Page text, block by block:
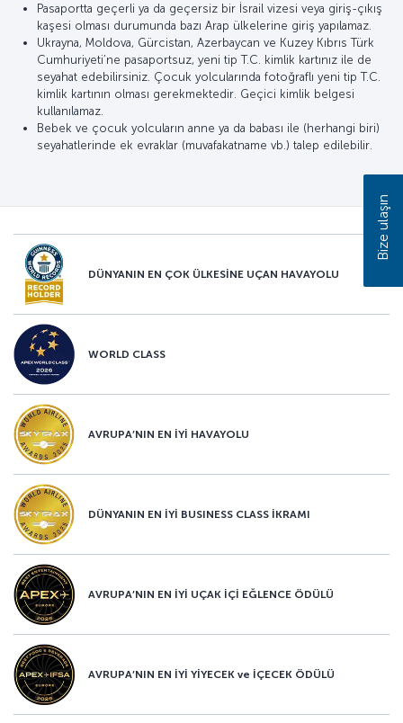
Pasaportta geçerli ya da geçersiz bir İsrail vizesi veya giriş-çıkış
kaşesi olması durumunda bazı Arap ülkelerine giriş yapılamaz.
Ukrayna, Moldova, Gürcistan, Azerbaycan ve Kuzey Kıbrıs Türk
Cumhuriyeti’ne pasaportsuz, yeni tip T.C. kimlik kartınız ile de
seyahat edebilirsiniz. Çocuk yolcularında fotoğraflı yeni tip T.C.
kimlik kartının olması gerekmektedir. Geçici kimlik belgesi
kullanılamaz.
Bebek ve çocuk yolcuların anne ya da babası ile (herhangi biri)
seyahatlerinde ek evraklar (muvafakatname vb.) talep edilebilir.
DÜNYANIN EN ÇOK ÜLKESİNE UÇAN HAVAYOLU
WORLD CLASS
AVRUPA’NIN EN İYİ HAVAYOLU
DÜNYANIN EN İYİ BUSINESS CLASS İKRAMI
AVRUPA’NIN EN İYİ UÇAK İÇİ EĞLENCE ÖDÜLÜ
AVRUPA’NIN EN İYİ YİYECEK ve İÇECEK ÖDÜLÜ
Bize ulaşın